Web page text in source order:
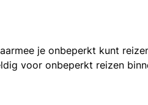
je onbeperkt kunt
voor onbeperkt reizen